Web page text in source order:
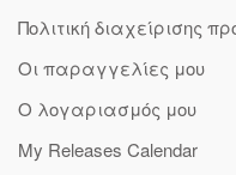
Πολιτική διαχείρισης
Οι παραγγελίες μου
Ο λογαριασμός μου
My Releases Calendar